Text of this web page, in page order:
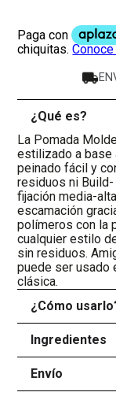
¿Qué es?
La Pomada
estilizado a base
peinado fácil y
residuos ni Build-
fijación media-
escamación
polímeros con la
cualquier estilo
sin residuos.
puede ser usado
clásica.
¿Cómo
Ingredientes
Envío